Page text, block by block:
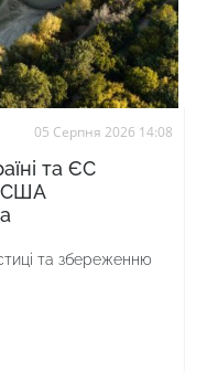
05 Серпня 2026 14:08
та ЄС
США
та збереженню